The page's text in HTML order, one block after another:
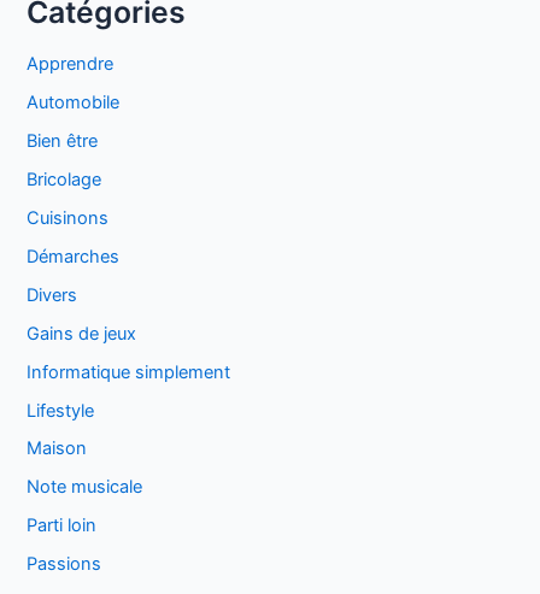
Catégories
Apprendre
Automobile
Bien être
Bricolage
Cuisinons
Démarches
Divers
Gains de jeux
Informatique simplement
Lifestyle
Maison
Note musicale
Parti loin
Passions